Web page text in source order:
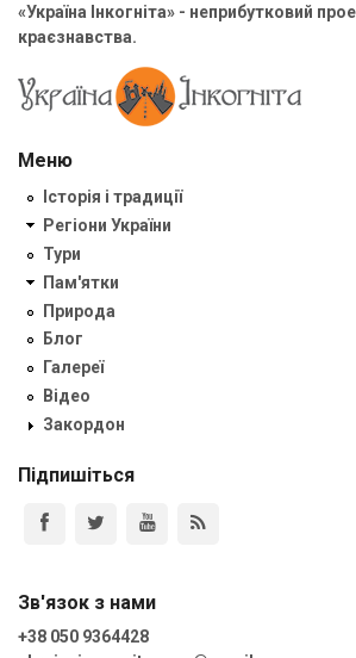
«Україна Інкогніта» - неприбутковий
краєзнавства.
Меню
Історія і традиції
Регіони України
Тури
Пам'ятки
Природа
Блог
Галереї
Відео
Закордон
Підпишіться
Зв'язок з нами
+38 050 9364428